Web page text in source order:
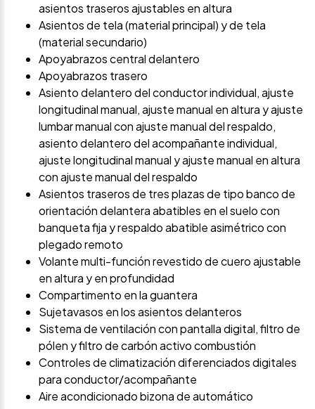
asientos traseros ajustables en altura
Asientos de tela (material principal) y de tela
(material secundario)
Apoyabrazos central delantero
Apoyabrazos trasero
Asiento delantero del conductor individual, ajuste
longitudinal manual, ajuste manual en altura y ajuste
lumbar manual con ajuste manual del respaldo,
asiento delantero del acompañante individual,
ajuste longitudinal manual y ajuste manual en altura
con ajuste manual del respaldo
Asientos traseros de tres plazas de tipo banco de
orientación delantera abatibles en el suelo con
banqueta fija y respaldo abatible asimétrico con
plegado remoto
Volante multi-función revestido de cuero ajustable
en altura y en profundidad
Compartimento en la guantera
Sujetavasos en los asientos delanteros
Sistema de ventilación con pantalla digital, filtro de
pólen y filtro de carbón activo combustión
Controles de climatización diferenciados digitales
para conductor/acompañante
Aire acondicionado bizona de automático